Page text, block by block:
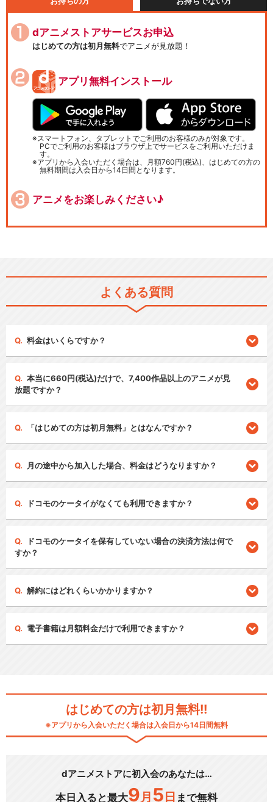
dアニメストアサービスお申込
はじめての方は初月無料でアニメが見放題！
アプリ無料インストール
スマートフォン、タブレットでご利用のお客様のみが対象です。
PCでご利用のお客様はブラウザ上でサービスをご利用いただけま
す。
アプリから入会いただく場合は、月額760円(税込)、はじめての方の
無料期間は入会日から14日間となります。
アニメをお楽しみください♪
よくある質問
料金はいくらですか？
本当に660円(税込)だけで、7,400作品以上のアニメが見
放題ですか？
「はじめての方は初月無料」とはなんですか？
月の途中から加入した場合、料金はどうなりますか？
ドコモのケータイがなくても利用できますか？
ドコモのケータイを保有していない場合の決済方法は何で
すか？
解約にはどれくらいかかりますか？
電子書籍は月額料金だけで利用できますか？
はじめての方は初月無料!!
※アプリから入会いただく場合は入会日から14日間無料
dアニメストアに初入会のあなたは…
本日入ると最大9 月 5 日 まで無料